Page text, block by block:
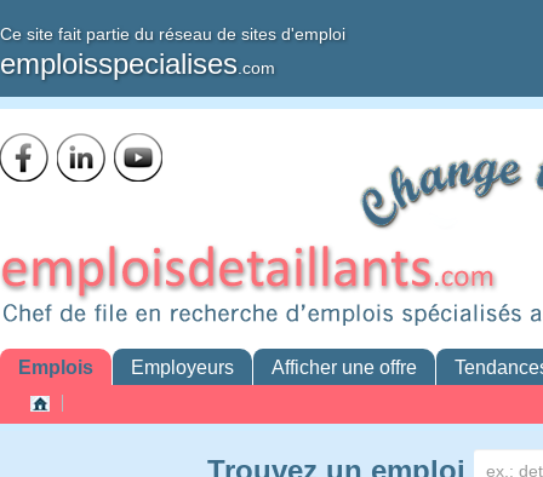
Ce site fait partie du réseau de sites d'emploi
emploisspecialises .com
Emplois Employeurs Afficher une offre
Trouvez un emploi